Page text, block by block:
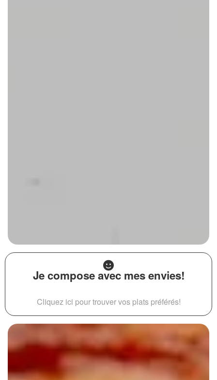
Je compose avec mes envies!
Cliquez ici pour trouver vos plats préférés!